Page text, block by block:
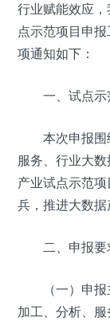
行业赋能效应
点示范项目申
项通知如下：
一、试点示
本次申报
服务、行业大
产业试点示范
兵，推进大数据
二、申报要
（一）申
加工、分析、